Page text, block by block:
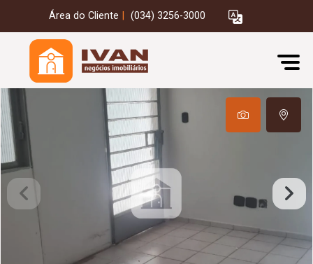
Área do Cliente (034) 3256-3000